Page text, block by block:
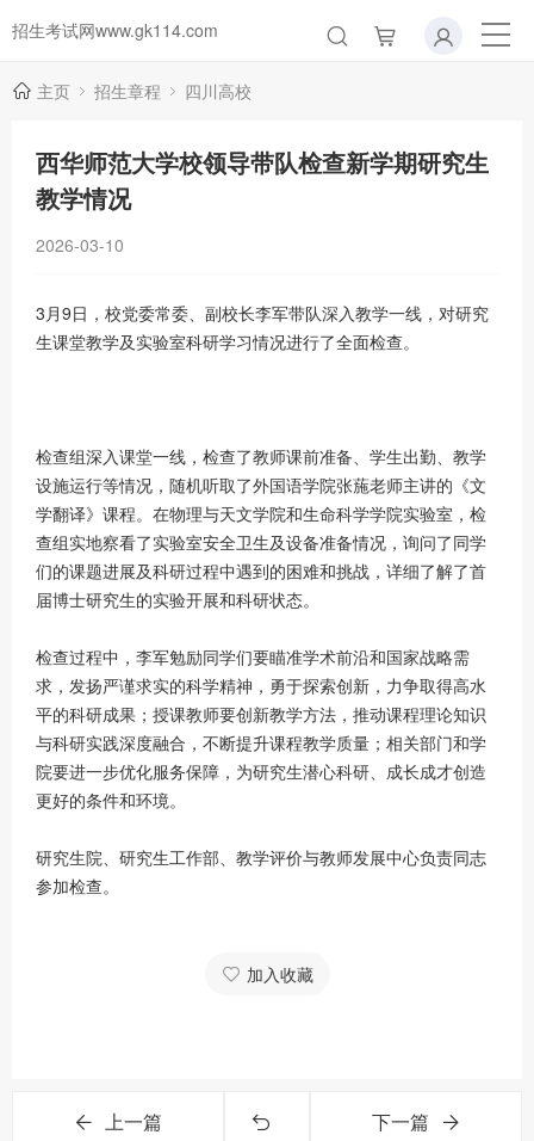
招生考试网www.gk114.com
主页 招生章程 四川高校
西华师范大学校领导带队检查新学期研究生
教学情况
2026-03-10
3月9日，校党委常委、副校长李军带队深入教学一线，对研究
生课堂教学及实验室科研学习情况进行了全面检查。
检查组深入课堂一线，检查了教师课前准备、学生出勤、教学
设施运行等情况，随机听取了外国语学院张葹老师主讲的《文
学翻译》课程。在物理与天文学院和生命科学学院实验室，检
查组实地察看了实验室安全卫生及设备准备情况，询问了同学
们的课题进展及科研过程中遇到的困难和挑战，详细了解了首
届博士研究生的实验开展和科研状态。
检查过程中，李军勉励同学们要瞄准学术前沿和国家战略需
求，发扬严谨求实的科学精神，勇于探索创新，力争取得高水
平的科研成果；授课教师要创新教学方法，推动课程理论知识
与科研实践深度融合，不断提升课程教学质量；相关部门和学
院要进一步优化服务保障，为研究生潜心科研、成长成才创造
更好的条件和环境。
研究生院、研究生工作部、教学评价与教师发展中心负责同志
参加检查。
加入收藏
上一篇 下一篇